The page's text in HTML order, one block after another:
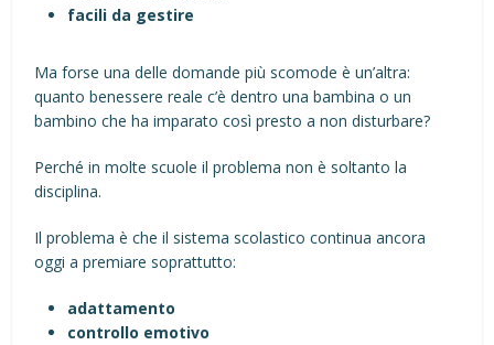
facili da gestire
Ma forse una delle domande più scomode è un’altra:
quanto benessere reale c’è dentro una bambina o un
bambino che ha imparato così presto a non disturbare?
Perché in molte scuole il problema non è soltanto la
disciplina.
Il problema è che il sistema scolastico continua ancora
oggi a premiare soprattutto:
adattamento
controllo emotivo